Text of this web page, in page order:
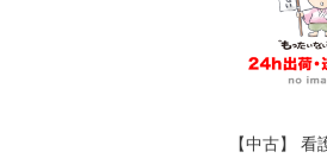
【中古】 看